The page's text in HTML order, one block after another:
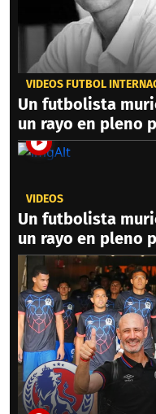
VIDEOS FÚTBOL
Un futbolista
un rayo en pleno
VIDEOS
Un futbolista
un rayo en pleno